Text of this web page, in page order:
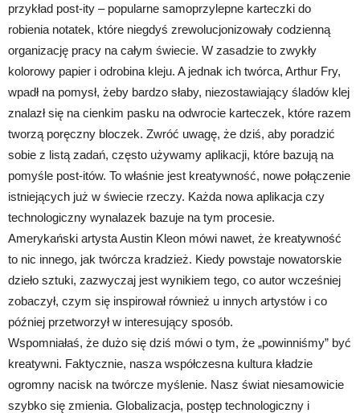
przykład post-ity – popularne samoprzylepne karteczki do
robienia notatek, które niegdyś zrewolucjonizowały codzienną
organizację pracy na całym świecie. W zasadzie to zwykły
kolorowy papier i odrobina kleju. A jednak ich twórca, Arthur Fry,
wpadł na pomysł, żeby bardzo słaby, niezostawiający śladów klej
znalazł się na cienkim pasku na odwrocie karteczek, które razem
tworzą poręczny bloczek. Zwróć uwagę, że dziś, aby poradzić
sobie z listą zadań, często używamy aplikacji, które bazują na
pomyśle post-itów. To właśnie jest kreatywność, nowe połączenie
istniejących już w świecie rzeczy. Każda nowa aplikacja czy
technologiczny wynalazek bazuje na tym procesie.
Amerykański artysta Austin Kleon mówi nawet, że kreatywność
to nic innego, jak twórcza kradzież. Kiedy powstaje nowatorskie
dzieło sztuki, zazwyczaj jest wynikiem tego, co autor wcześniej
zobaczył, czym się inspirował również u innych artystów i co
później przetworzył w interesujący sposób.
Wspomniałaś, że dużo się dziś mówi o tym, że „powinniśmy” być
kreatywni. Faktycznie, nasza współczesna kultura kładzie
ogromny nacisk na twórcze myślenie. Nasz świat niesamowicie
szybko się zmienia. Globalizacja, postęp technologiczny i